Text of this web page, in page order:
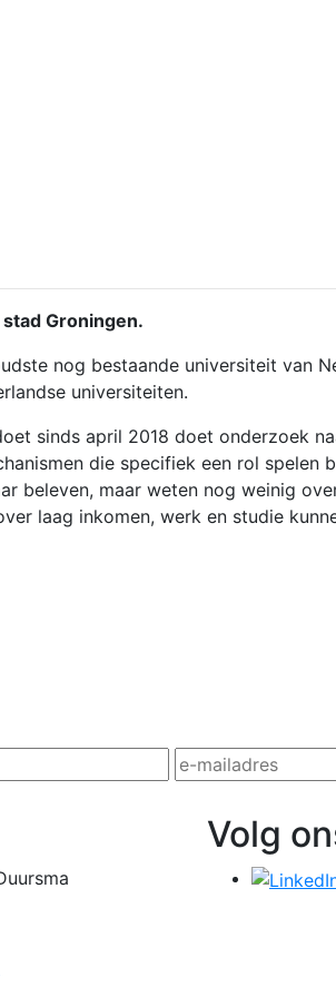
Groningen.
nog bestaande universiteit van
universiteiten.
sinds april 2018 doet onderzoek
die specifiek een rol spelen
beleven, maar weten nog weinig
laag inkomen, werk en studie
Volg